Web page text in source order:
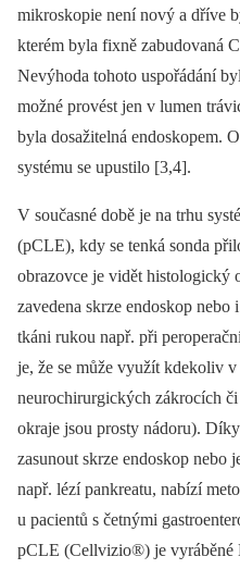
mikroskopie není nový a dříve
kterém byla fixně zabudovaná
Nevýhoda tohoto uspořádání
možné provést jen v lumen
byla dosažitelná endoskopem.
systému se upustilo [3,4].
V současné době je na trhu
(pCLE), kdy se tenká sonda
obrazovce je vidět histologický
zavedena skrze endoskop
tkáni rukou např. při
je, že se může využít kdekoliv
neurochirurgických zákrocích
okraje jsou prosty nádoru).
zasunout skrze endoskop nebo
např. lézí pankreatu, nabízí
u pacientů s četnými
pCLE (Cellvizio®) je vyráběné